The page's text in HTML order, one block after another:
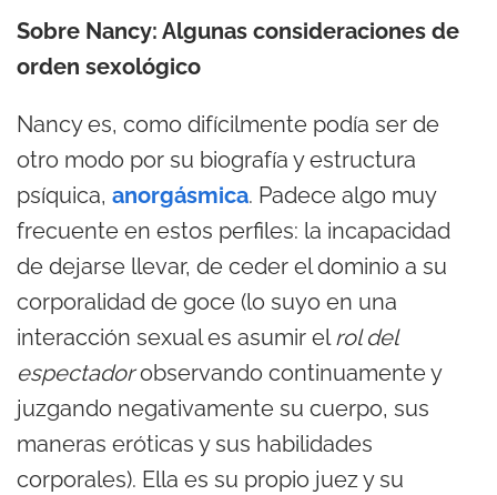
Sobre Nancy: Algunas consideraciones de
orden sexológico
Nancy es, como difícilmente podía ser de
otro modo por su biografía y estructura
psíquica, anorgásmica. Padece algo muy
frecuente en estos perfiles: la incapacidad
de dejarse llevar, de ceder el dominio a su
corporalidad de goce (lo suyo en una
interacción sexual es asumir elrol del
espectadorobservando continuamente y
juzgando negativamente su cuerpo, sus
maneras eróticas y sus habilidades
corporales). Ella es su propio juez y su